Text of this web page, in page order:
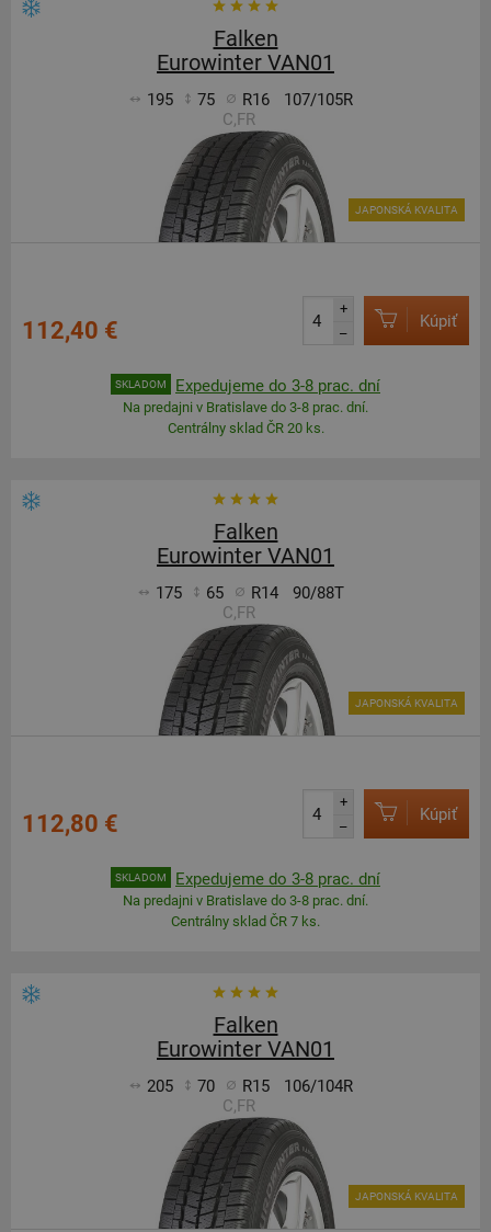
Falken
Eurowinter VAN01
195 75 R16
107/105R
C,FR
JAPONSKÁ KVALITA
112,40 €
+
–
Kúpiť
SKLADOM Expedujeme do 3-8 prac. dní
Na predajni v Bratislave do 3-8 prac. dní.
Centrálny sklad ČR 20 ks.
Falken
Eurowinter VAN01
175 65 R14
90/88T
C,FR
JAPONSKÁ KVALITA
112,80 €
+
–
Kúpiť
SKLADOM Expedujeme do 3-8 prac. dní
Na predajni v Bratislave do 3-8 prac. dní.
Centrálny sklad ČR 7 ks.
Falken
Eurowinter VAN01
205 70 R15
106/104R
C,FR
JAPONSKÁ KVALITA